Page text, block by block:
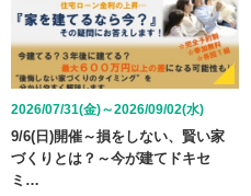
2026/07/31(金)～2026/09/02(水)
9/6(日)開催～損をしない、賢い家
づくりとは？～今が建てドキセ
ミ…